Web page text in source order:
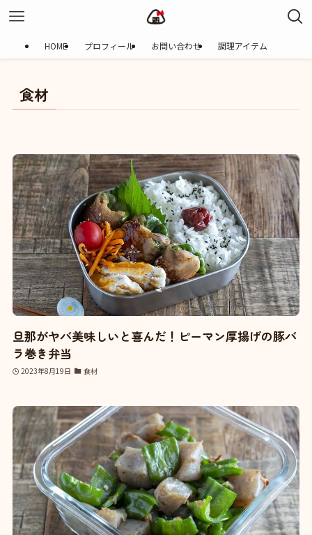
HOME プロフィール お問い合わせ 調理アイテム
食材
旦那がヤバ美味しいと喜んだ！ピーマン厚揚げの豚バ
ラ巻き弁当
2023年8月19日 食材